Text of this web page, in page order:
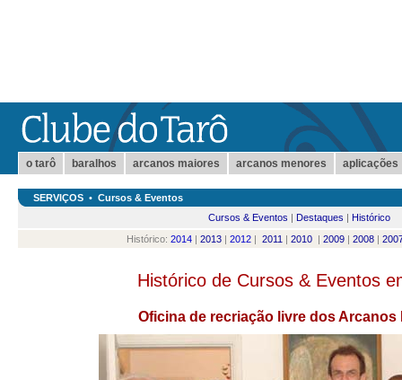
o tarô baralhos arcanos maiores arcanos menores aplicações
SERVIÇOS • Cursos & Eventos
Cursos & Eventos | Destaques | Histórico
Histórico: 2014 | 2013 | 2012 | 2011 | 2010 | 2009 | 2008 |
Histórico de Cursos & Eventos
Oficina de recriação livre dos Arcanos